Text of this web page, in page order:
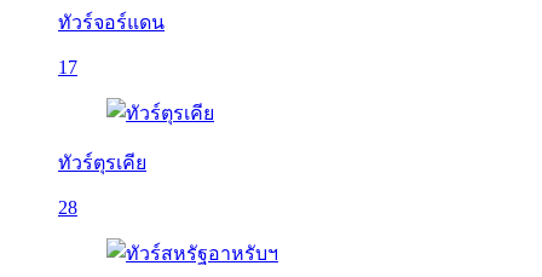
ทัวร์จอร์แดน
17
ทัวร์ตุรเคีย
28